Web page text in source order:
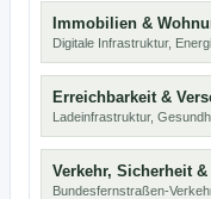
Immobilien &
Digitale Infrastruktur,
Erreichbarkeit &
Ladeinfrastruktur,
Verkehr, Sicherheit &
Bundesfernstraßen-